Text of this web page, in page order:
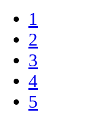
1
2
3
4
5